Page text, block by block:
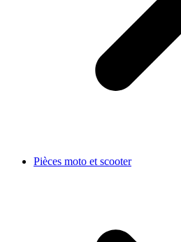
Pièces moto et scooter